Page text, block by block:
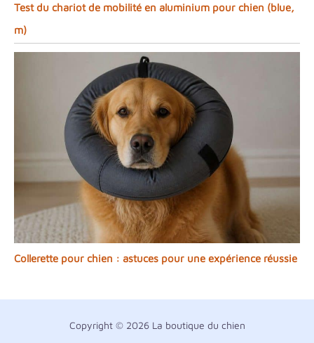
Test du chariot de mobilité en aluminium pour chien (blue,
m)
Collerette pour chien : astuces pour une expérience réussie
Copyright © 2026 La boutique du chien